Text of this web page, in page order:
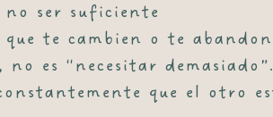
no ser suficiente
que te cambien o te
es “necesitar
que el otro